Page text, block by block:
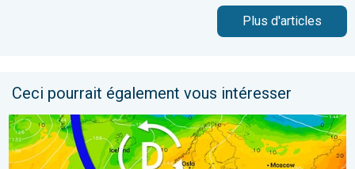
Plus d'articles
Ceci pourrait également vous intéresser
Fin de la canicule et orages d'ici vendredi. Baisse du mercure